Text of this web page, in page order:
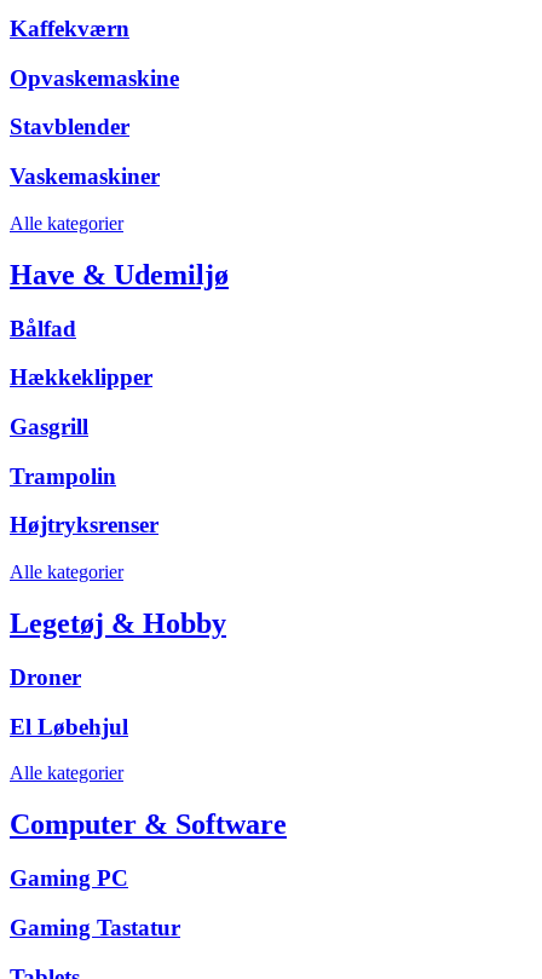
Kaffekværn
Opvaskemaskine
Stavblender
Vaskemaskiner
Alle kategorier
Have & Udemiljø
Bålfad
Hækkeklipper
Gasgrill
Trampolin
Højtryksrenser
Alle kategorier
Legetøj & Hobby
Droner
El Løbehjul
Alle kategorier
Computer & Software
Gaming PC
Gaming Tastatur